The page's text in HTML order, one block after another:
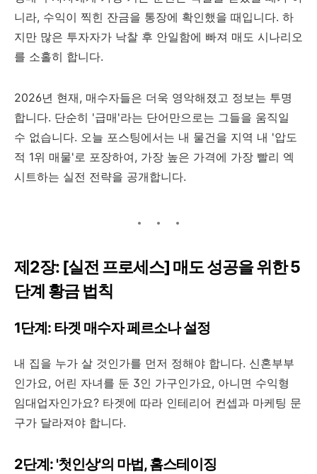
니라, 수익이 찍힌 잔금을 통장에 확인했을 때입니다. 하
지만 많은 투자자가 낙찰 후 안일함에 빠져 매도 시나리오
를 소홀히 합니다.
2026년 현재, 매수자들은 더욱 영악해졌고 정보는 투명
합니다. 단순히 '급매'라는 단어만으로는 그들을 움직일
수 없습니다. 오늘 포스팅에서는 내 물건을 지역 내 '압도
적 1위 매물'로 포장하여, 가장 높은 가격에 가장 빨리 엑
시트하는 실전 전략을 공개합니다.
제2장: [실전 프로세스] 매도 성공을 위한 5
단계 황금 법칙
1단계: 타겟 매수자 페르소나 설정
내 집을 누가 살 것인가를 먼저 정해야 합니다. 신혼부부
인가요, 어린 자녀를 둔 3인 가구인가요, 아니면 수익형
임대업자인가요? 타겟에 따라 인테리어 컨셉과 마케팅 문
구가 달라져야 합니다.
2단계: '첫인상'의 마법, 홈스테이징